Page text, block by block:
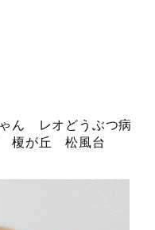
ん レオどうぶつ病
榎が丘 松風台